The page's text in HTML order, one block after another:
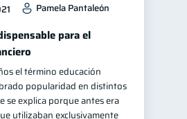
Pamela Pantaleón
para el
el término educación
popularidad en distintos
se explica porque antes era
utilizaban exclusivamente